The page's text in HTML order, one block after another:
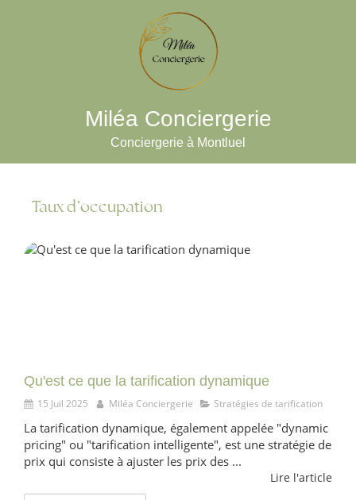
Miléa Conciergerie
Conciergerie à Montluel
Taux d’occupation
Qu'est ce que la tarification dynamique
15 Juil 2025 Miléa Conciergerie Stratégies de tarification
La tarification dynamique, également appelée "dynamic
pricing" ou "tarification intelligente", est une stratégie de
prix qui consiste à ajuster les prix des ...
Lire l'article